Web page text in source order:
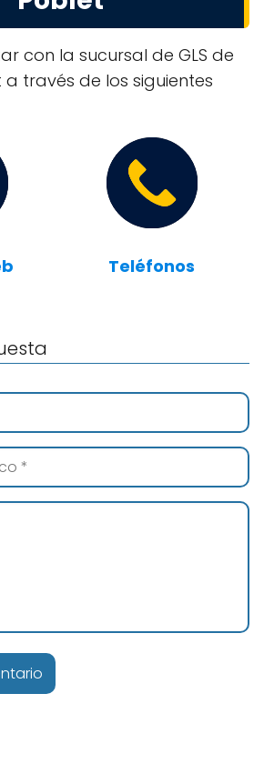
con la sucursal de GLS de
través de los siguientes
Teléfonos